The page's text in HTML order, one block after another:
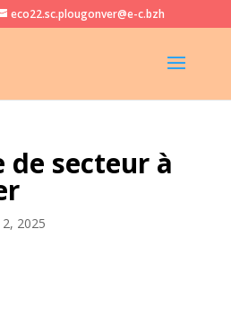
eco22.sc.plougonver@e-c.bzh
de secteur à
2025